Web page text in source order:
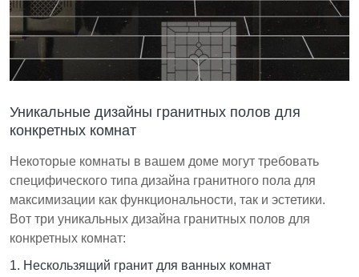
Уникальные дизайны гранитных полов для
конкретных комнат
Некоторые комнаты в вашем доме могут требовать
специфического типа дизайна гранитного пола для
максимизации как функциональности, так и эстетики.
Вот три уникальных дизайна гранитных полов для
конкретных комнат:
1. Нескользящий гранит для ванных комнат